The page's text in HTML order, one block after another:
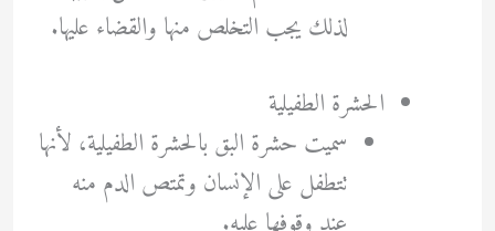
لذلك يجب التخلص منها والقضاء عليها.
الحشرة الطفيلية
سميت حشرة البق بالحشرة الطفيلية، لأنها
تتطفل على الإنسان وتمتص الدم منه